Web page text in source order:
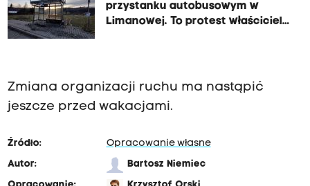
przystanku autobusowym w
Limanowej. To protest właścicielki
Zmiana organizacji ruchu ma nastąpić
jeszcze przed wakacjami.
Źródło:
Opracowanie własne
Autor:
Bartosz Niemiec